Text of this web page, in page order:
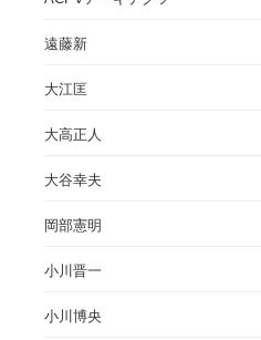
遠藤新
大江匡
大高正人
大谷幸夫
岡部憲明
小川晋一
小川博央